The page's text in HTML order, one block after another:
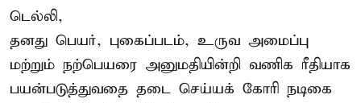
டெல்லி,
தனது பெயர், புகைப்படம், உருவ அமைப்பு
மற்றும் நற்பெயரை அனுமதியின்றி வணிக ரீதியாக
பயன்படுத்துவதை தடை செய்யக் கோரி நடிகை